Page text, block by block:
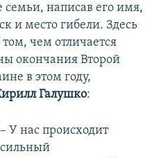
семьи, написав его имя,
и место гибели. Здесь
чем отличается
окончания Второй
в этом году,
Галушко:
– У нас происходит
сильный